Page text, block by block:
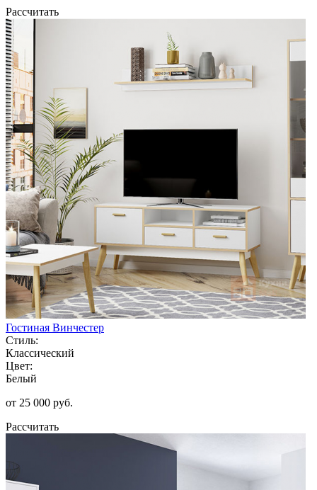
Рассчитать
Гостиная Винчестер
Стиль:
Классический
Цвет:
Белый
от 25 000 руб.
Рассчитать